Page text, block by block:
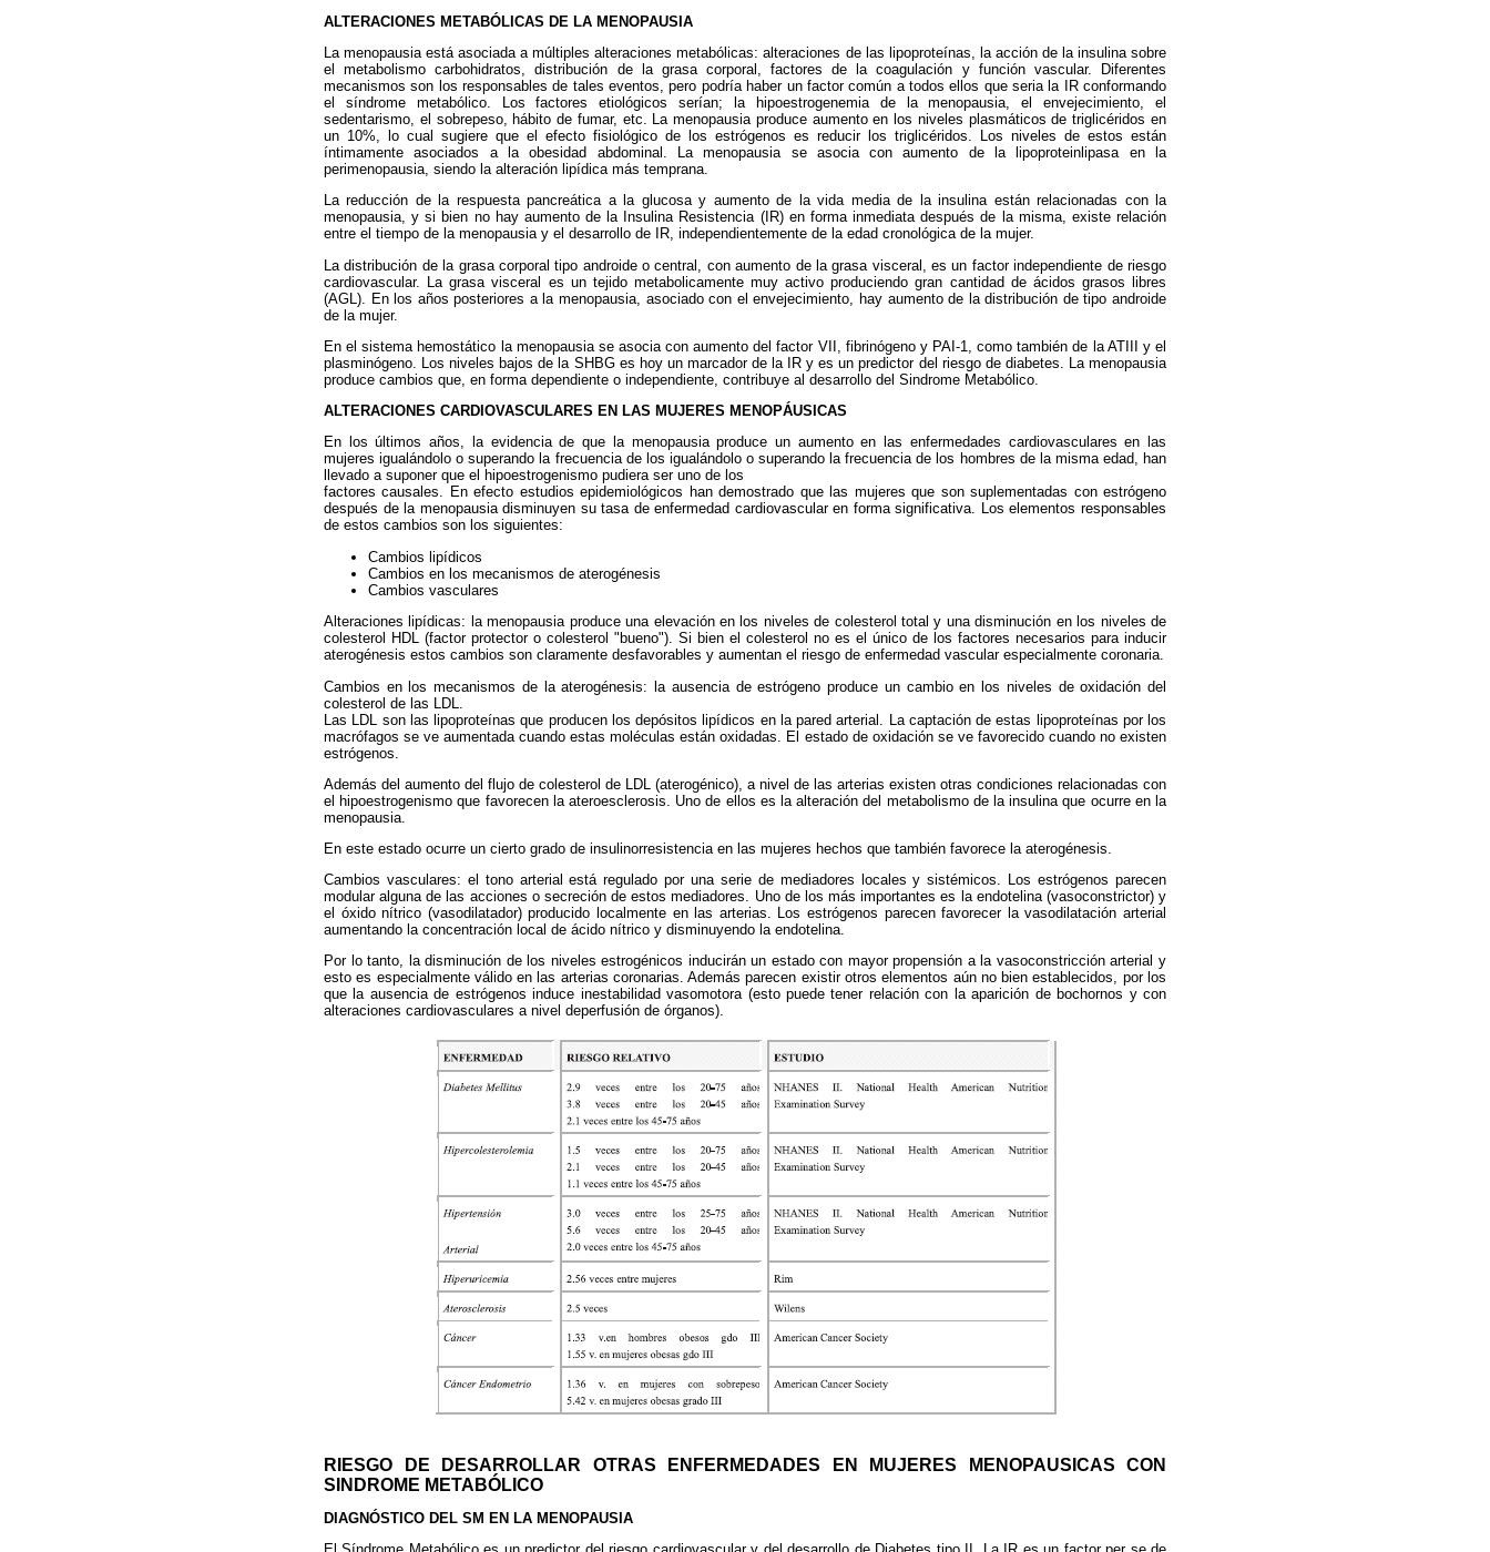
ALTERACIONES METABÓLICAS DE LA MENOPAUSIA
La menopausia está asociada a múltiples alteraciones metabólicas: alteraciones de las lipoproteínas, la acción de la insulina sobre
el metabolismo carbohidratos, distribución de la grasa corporal, factores de la coagulación y función vascular. Diferentes
mecanismos son los responsables de tales eventos, pero podría haber un factor común a todos ellos que seria la IR conformando
el síndrome metabólico. Los factores etiológicos serían; la hipoestrogenemia de la menopausia, el envejecimiento, el
sedentarismo, el sobrepeso, hábito de fumar, etc. La menopausia produce aumento en los niveles plasmáticos de triglicéridos en
un 10%, lo cual sugiere que el efecto fisiológico de los estrógenos es reducir los triglicéridos. Los niveles de estos están
íntimamente asociados a la obesidad abdominal. La menopausia se asocia con aumento de la lipoproteinlipasa en la
perimenopausia, siendo la alteración lipídica más temprana.
La reducción de la respuesta pancreática a la glucosa y aumento de la vida media de la insulina están relacionadas con la
menopausia, y si bien no hay aumento de la Insulina Resistencia (IR) en forma inmediata después de la misma, existe relación
entre el tiempo de la menopausia y el desarrollo de IR, independientemente de la edad cronológica de la mujer.
La distribución de la grasa corporal tipo androide o central, con aumento de la grasa visceral, es un factor independiente de riesgo
cardiovascular. La grasa visceral es un tejido metabolicamente muy activo produciendo gran cantidad de ácidos grasos libres
(AGL). En los años posteriores a la menopausia, asociado con el envejecimiento, hay aumento de la distribución de tipo androide
de la mujer.
En el sistema hemostático la menopausia se asocia con aumento del factor VII, fibrinógeno y PAI-1, como también de la ATIII y el
plasminógeno. Los niveles bajos de la SHBG es hoy un marcador de la IR y es un predictor del riesgo de diabetes. La menopausia
produce cambios que, en forma dependiente o independiente, contribuye al desarrollo del Sindrome Metabólico.
ALTERACIONES CARDIOVASCULARES EN LAS MUJERES MENOPÁUSICAS
En los últimos años, la evidencia de que la menopausia produce un aumento en las enfermedades cardiovasculares en las
mujeres igualándolo o superando la frecuencia de los igualándolo o superando la frecuencia de los hombres de la misma edad, han
llevado a suponer que el hipoestrogenismo pudiera ser uno de los
factores causales. En efecto estudios epidemiológicos han demostrado que las mujeres que son suplementadas con estrógeno
después de la menopausia disminuyen su tasa de enfermedad cardiovascular en forma significativa. Los elementos responsables
de estos cambios son los siguientes:
Cambios lipídicos
Cambios en los mecanismos de aterogénesis
Cambios vasculares
Alteraciones lipídicas: la menopausia produce una elevación en los niveles de colesterol total y una disminución en los niveles de
colesterol HDL (factor protector o colesterol "bueno"). Si bien el colesterol no es el único de los factores necesarios para inducir
aterogénesis estos cambios son claramente desfavorables y aumentan el riesgo de enfermedad vascular especialmente coronaria.
Cambios en los mecanismos de la aterogénesis: la ausencia de estrógeno produce un cambio en los niveles de oxidación del
colesterol de las LDL.
Las LDL son las lipoproteínas que producen los depósitos lipídicos en la pared arterial. La captación de estas lipoproteínas por los
macrófagos se ve aumentada cuando estas moléculas están oxidadas. El estado de oxidación se ve favorecido cuando no existen
estrógenos.
Además del aumento del flujo de colesterol de LDL (aterogénico), a nivel de las arterias existen otras condiciones relacionadas con
el hipoestrogenismo que favorecen la ateroesclerosis. Uno de ellos es la alteración del metabolismo de la insulina que ocurre en la
menopausia.
En este estado ocurre un cierto grado de insulinorresistencia en las mujeres hechos que también favorece la aterogénesis.
Cambios vasculares: el tono arterial está regulado por una serie de mediadores locales y sistémicos. Los estrógenos parecen
modular alguna de las acciones o secreción de estos mediadores. Uno de los más importantes es la endotelina (vasoconstrictor) y
el óxido nítrico (vasodilatador) producido localmente en las arterias. Los estrógenos parecen favorecer la vasodilatación arterial
aumentando la concentración local de ácido nítrico y disminuyendo la endotelina.
Por lo tanto, la disminución de los niveles estrogénicos inducirán un estado con mayor propensión a la vasoconstricción arterial y
esto es especialmente válido en las arterias coronarias. Además parecen existir otros elementos aún no bien establecidos, por los
que la ausencia de estrógenos induce inestabilidad vasomotora (esto puede tener relación con la aparición de bochornos y con
alteraciones cardiovasculares a nivel deperfusión de órganos).
RIESGO DE DESARROLLAR OTRAS ENFERMEDADES EN MUJERES MENOPAUSICAS CON
SINDROME METABÓLICO
DIAGNÓSTICO DEL SM EN LA MENOPAUSIA